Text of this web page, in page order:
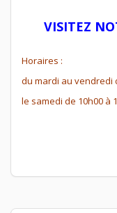
VISITEZ
Horaires :
du mardi au vendredi
le samedi de 10h00 à